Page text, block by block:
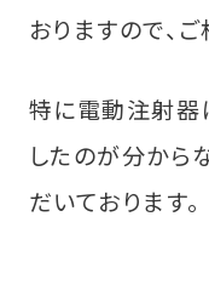
おりますので、ご
特に電動注射器
したのが分から
だいております。